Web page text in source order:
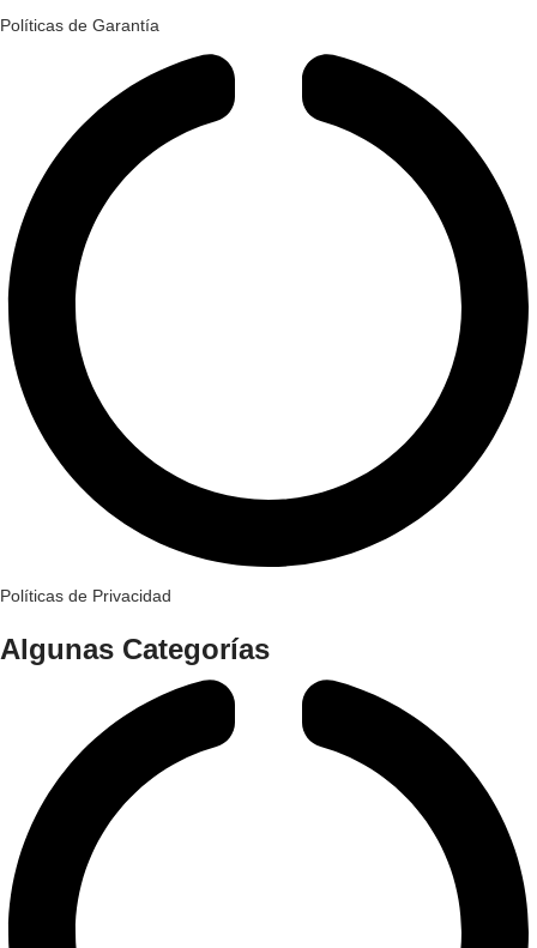
Políticas de Garantía
Políticas de Privacidad
Algunas Categorías